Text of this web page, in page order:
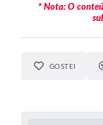
* Nota: O
GOSTEI